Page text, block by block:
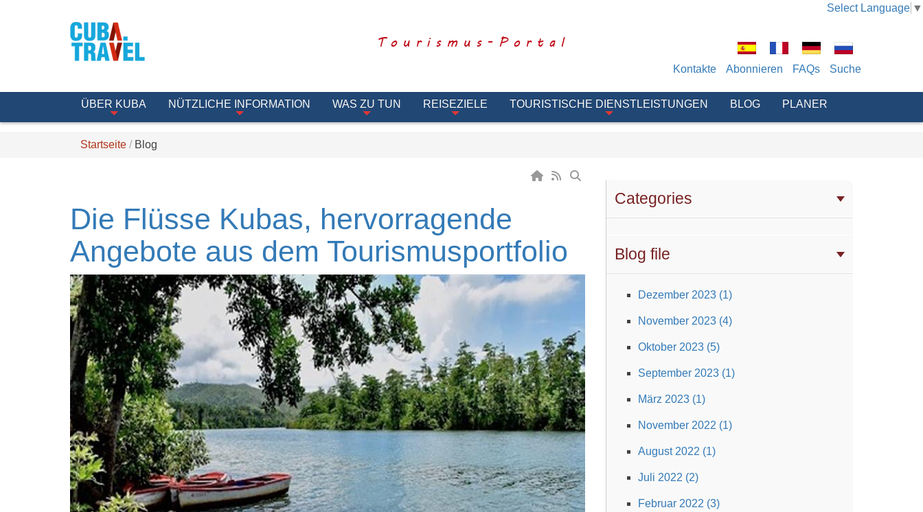
Select Language ▼
Tourismus-Portal
Kontakte Abonnieren FAQs Suche
ÜBER KUBA NÜTZLICHE INFORMATION WAS ZU TUN REISEZIELE TOURISTISCHE DIENSTLEISTUNGEN BLOG PLANER
Startseite Blog
Categories
Blog file
Dezember 2023 (1)
November 2023 (4)
Oktober 2023 (5)
September 2023 (1)
März 2023 (1)
November 2022 (1)
August 2022 (1)
Juli 2022 (2)
Februar 2022 (3)
Die Flüsse Kubas, hervorragende
Angebote aus dem Tourismusportfolio